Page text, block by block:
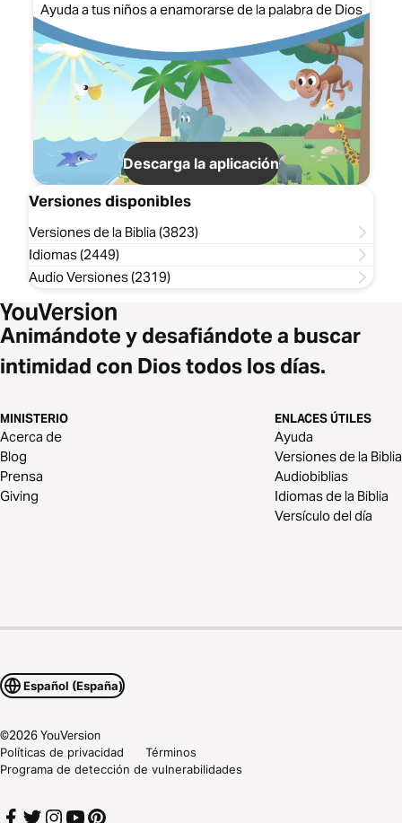
Ayuda a tus niños a enamorarse de la palabra de Dios
Descarga la aplicación
Versiones disponibles
Versiones de la Biblia (3823)
Idiomas (2449)
Audio Versiones (2319)
Animándote y desafiándote a buscar
intimidad con Dios todos los días.
MINISTERIO
Acerca de
Blog
Prensa
Giving
ENLACES ÚTILES
Ayuda
Versiones de la Biblia
Audiobiblias
Idiomas de la Biblia
Versículo del día
Español (España)
©2026YouVersion
Políticas de privacidad
Términos
Programa de detección de vulnerabilidades